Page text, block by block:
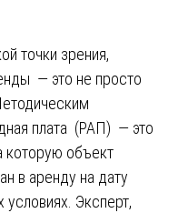
точки зрения,
— это не просто
плата (РАП) — это
которую объект
в аренду на дату
Эксперт,